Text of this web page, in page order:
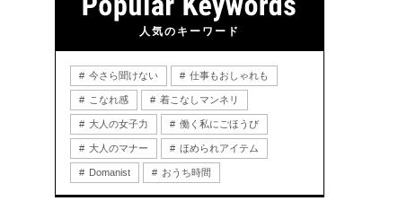
人気のキーワード
今さら聞けない 仕事もおしゃれも
こなれ感 着こなしマンネリ
大人の女子力 働く私にごほうび
大人のマナー ほめられアイテム
Domanist おうち時間